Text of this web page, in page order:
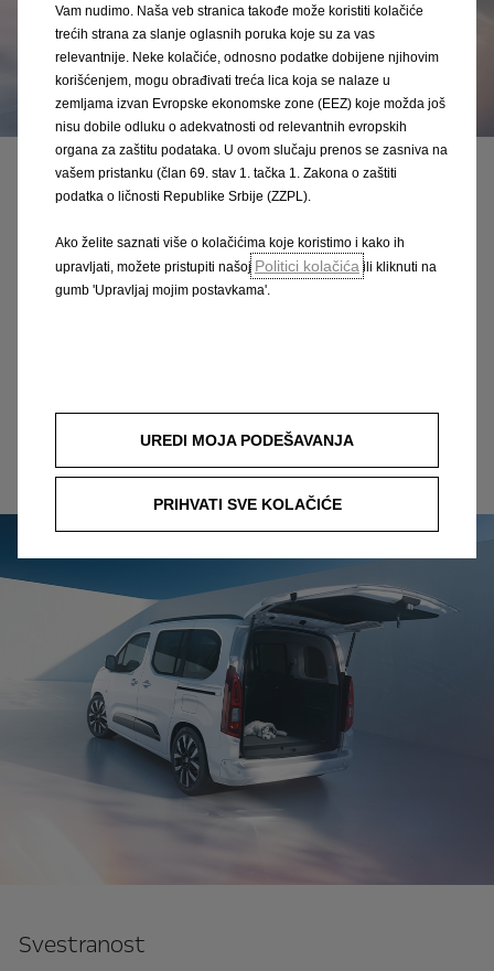
E-mobilnost
Doseg, punjenje i više
Prelazak na električnu energiju? Sjajna odluka – iz
Svestranost
Vam nudimo. Naša veb stranica takođe može koristiti kolačiće
trećih strana za slanje oglasnih poruka koje su za vas
relevantnije. Neke kolačiće, odnosno podatke dobijene njihovim
korišćenjem, mogu obrađivati treća lica koja se nalaze u
zemljama izvan Evropske ekonomske zone (EEZ) koje možda još
nisu dobile odluku o adekvatnosti od relevantnih evropskih
organa za zaštitu podataka. U ovom slučaju prenos se zasniva na
vašem pristanku (član 69. stav 1. tačka 1. Zakona o zaštiti
podatka o ličnosti Republike Srbije (ZZPL).
Ako želite saznati više o kolačićima koje koristimo i kako ih
upravljati, možete pristupiti našoj Politici kolačića ili kliknuti na
gumb 'Upravljaj mojim postavkama'.
UREDI MOJA PODEŠAVANJA
PRIHVATI SVE KOLAČIĆE